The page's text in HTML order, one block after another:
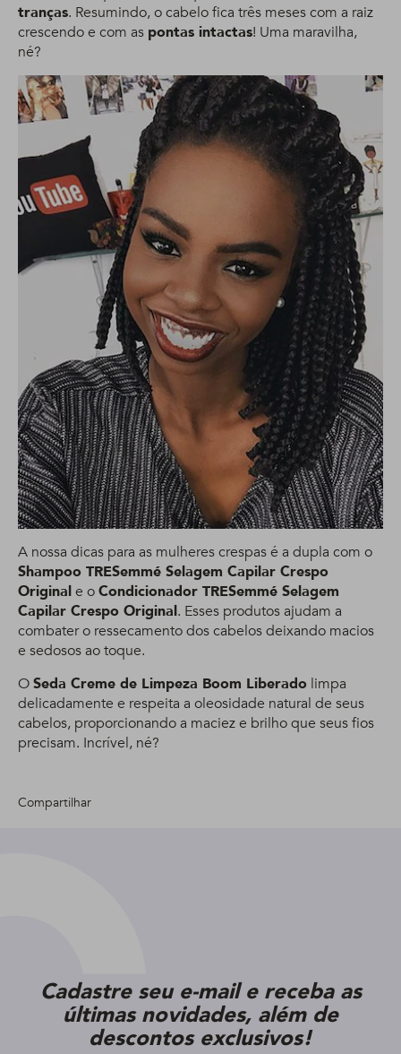
tranças. Resumindo, o cabelo fica três meses com a raiz
crescendo e com as pontas intactas! Uma maravilha,
né?
A nossa dicas para as mulheres crespas é a dupla com o
Shampoo TRESemmé Selagem Capilar Crespo
Originale oCondicionador TRESemmé Selagem
Capilar Crespo Original. Esses produtos ajudam a
combater o ressecamento dos cabelos deixando macios
e sedosos ao toque.
OSeda Creme de Limpeza Boom Liberado limpa
delicadamente e respeita a oleosidade natural de seus
cabelos, proporcionando a maciez e brilho que seus fios
precisam. Incrível, né?
Compartilhar
Cadastre seu e-mail e receba as
últimas novidades, além de
descontos exclusivos!